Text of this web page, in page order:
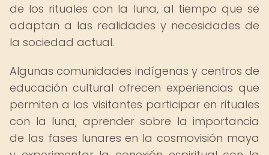
de los rituales con la luna, al tiempo que se
adaptan a las realidades y necesidades de
la sociedad actual.
Algunas comunidades indígenas y centros de
educación cultural ofrecen experiencias que
permiten a los visitantes participar en rituales
con la luna, aprender sobre la importancia
de las fases lunares en la cosmovisión maya